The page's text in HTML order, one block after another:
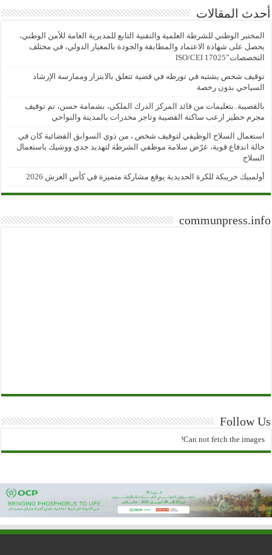
أحدث المقالات
المختبر الوطني للشرطة العلمية والتقنية التابع للمديرية العامة للأمن الوطني،
يحصل على شهادة الاعتماد والمطابقة والجودة بالمعيار الدولي، في مختلف
التخصصات”ISO/CEI 17025
توقيف شخص يشتبه في تورطه في قضية تتعلق بالابتزاز وممارسة الإرشاد
السياحي بدون رخصة
بالقصيبة..بتعليمات من قائد المركز الدرك الملكي، بشمامة حسن، تم توقيف
مجرم خطير ارعب ساكنة القصيبة وتاجر مخدرات بالمدينة والنواحي
استعمال السلاح الوظيفي لتوقيف شخص ، من ذوي السوابق القضائية كان في
حالة اندفاع قوية، عرّض سلامة موظفي الشرطة لتهديد جدي ووشيك باستعمال
السلاح
أولمبيك خريبكة للكرة الحديدية يوقع مشاركة متميزة في كأس العرش 2026
communpress.info
Follow Us
Can not fetch the images!